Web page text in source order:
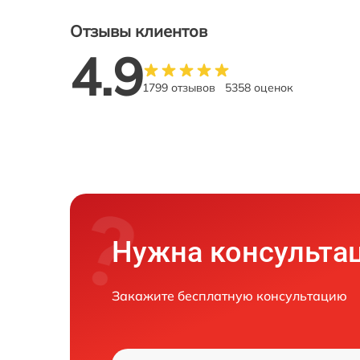
Отзывы клиентов
4.91799 отзывов 5358 оценок
Нужна
Закажите бесплатную консультацию